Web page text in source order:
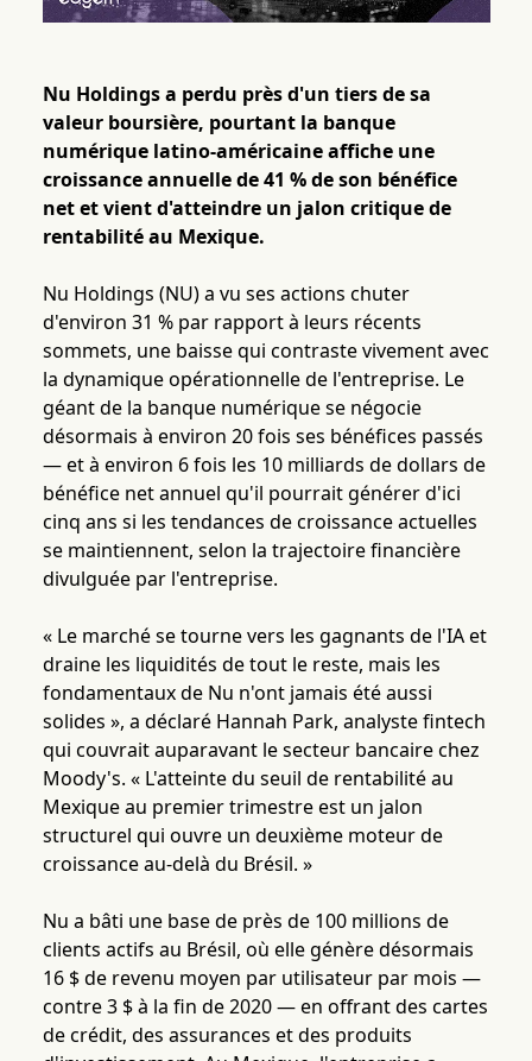
Nu Holdings a perdu près d'un tiers de sa
valeur boursière, pourtant la banque
numérique latino-américaine affiche une
croissance annuelle de 41 % de son bénéfice
net et vient d'atteindre un jalon critique de
rentabilité au Mexique.
Nu Holdings (NU) a vu ses actions chuter
d'environ 31 % par rapport à leurs récents
sommets, une baisse qui contraste vivement avec
la dynamique opérationnelle de l'entreprise. Le
géant de la banque numérique se négocie
désormais à environ 20 fois ses bénéfices passés
— et à environ 6 fois les 10 milliards de dollars de
bénéfice net annuel qu'il pourrait générer d'ici
cinq ans si les tendances de croissance actuelles
se maintiennent, selon la trajectoire financière
divulguée par l'entreprise.
« Le marché se tourne vers les gagnants de l'IA et
draine les liquidités de tout le reste, mais les
fondamentaux de Nu n'ont jamais été aussi
solides », a déclaré Hannah Park, analyste fintech
qui couvrait auparavant le secteur bancaire chez
Moody's. « L'atteinte du seuil de rentabilité au
Mexique au premier trimestre est un jalon
structurel qui ouvre un deuxième moteur de
croissance au-delà du Brésil. »
Nu a bâti une base de près de 100 millions de
clients actifs au Brésil, où elle génère désormais
16 $ de revenu moyen par utilisateur par mois —
contre 3 $ à la fin de 2020 — en offrant des cartes
de crédit, des assurances et des produits